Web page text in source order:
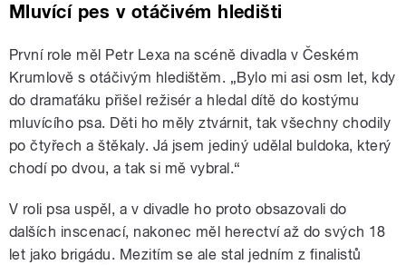
Mluvící pes v otáčivém hledišti
První role měl Petr Lexa na scéně divadla v Českém
Krumlově s otáčivým hledištěm. „Bylo mi asi osm let, kdy
do dramaťáku přišel režisér a hledal dítě do kostýmu
mluvícího psa. Děti ho měly ztvárnit, tak všechny chodily
po čtyřech a štěkaly. Já jsem jediný udělal buldoka, který
chodí po dvou, a tak si mě vybral.“
V roli psa uspěl, a v divadle ho proto obsazovali do
dalších inscenací, nakonec měl herectví až do svých 18
let jako brigádu. Mezitím se ale stal jedním z finalistů